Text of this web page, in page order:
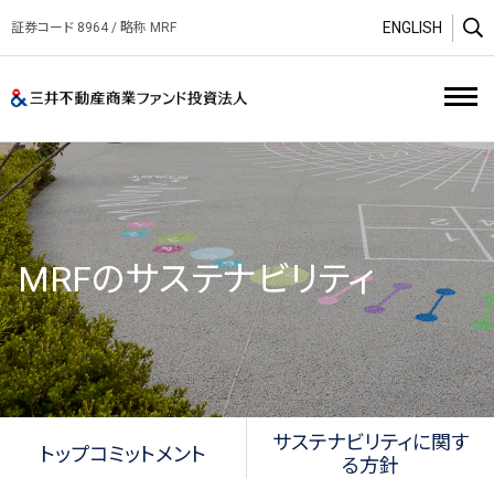
証券コード 8964 / 略称 MRF ENGLISH
MRFのサステナビリティ
トップコミットメント
サステナビリティに関す
る方針